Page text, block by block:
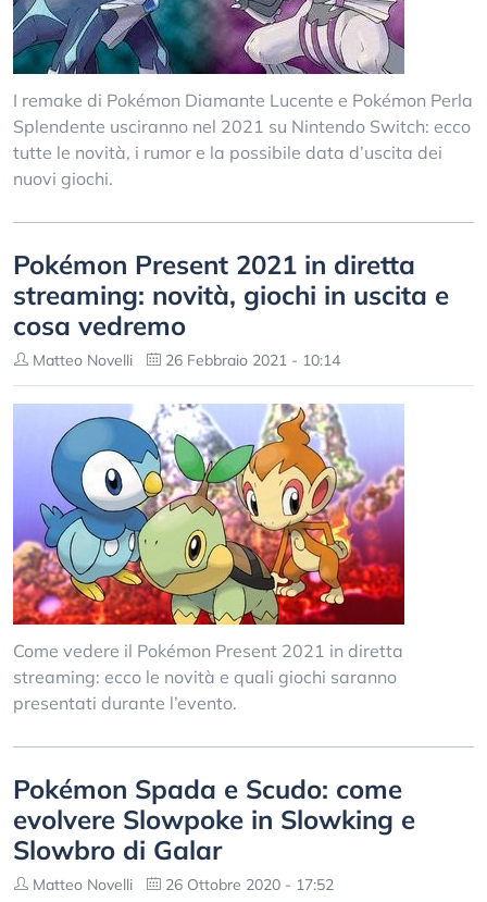
I remake di Pokémon Diamante Lucente e Pokémon Perla
Splendente usciranno nel 2021 su Nintendo Switch: ecco
tutte le novità, i rumor e la possibile data d’uscita dei
nuovi giochi.
Pokémon Present 2021 in diretta
streaming: novità, giochi in uscita e
cosa vedremo
Matteo Novelli 26 Febbraio 2021 - 10:14
Come vedere il Pokémon Present 2021 in diretta
streaming: ecco le novità e quali giochi saranno
presentati durante l’evento.
Pokémon Spada e Scudo: come
evolvere Slowpoke in Slowking e
Slowbro di Galar
Matteo Novelli 26 Ottobre 2020 - 17:52